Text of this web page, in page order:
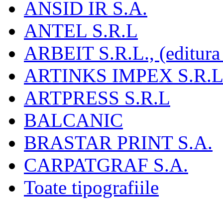
ANSID IR S.A.
ANTEL S.R.L
ARBEIT S.R.L.,
ARTINKS IMPEX
ARTPRESS S.R.L
BALCANIC
BRASTAR PRINT S.A.
CARPATGRAF S.A.
Toate tipografiile